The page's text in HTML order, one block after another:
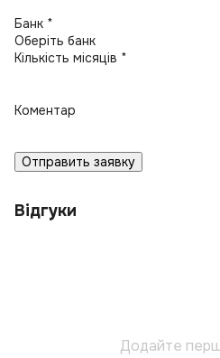
Банк *
Кількість місяців *
Коментар
Отправить заявку
Відгуки
Додайте